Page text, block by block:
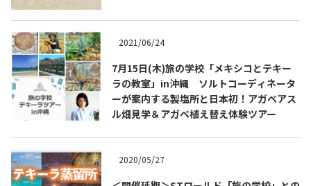
2021/06/24
7月15日(木)旅の学校「メキシコとテキー
ラの教室」in沖縄 ソルトコーディネータ
ーが案内する製塩所と日本初！アガベアス
ル畑見学＆アガベ植え替え体験ツアー
2020/05/27